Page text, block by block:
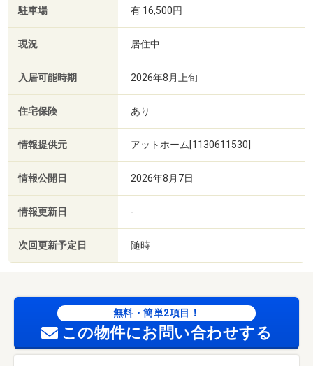
駐車場 有 16,500円
現況 居住中
入居可能時期 2026年8月上旬
住宅保険 あり
情報提供元 アットホーム[1130611530]
情報公開日 2026年8月7日
情報更新日 -
次回更新予定日 随時
無料・簡単2項目！
この物件にお問い合わせする